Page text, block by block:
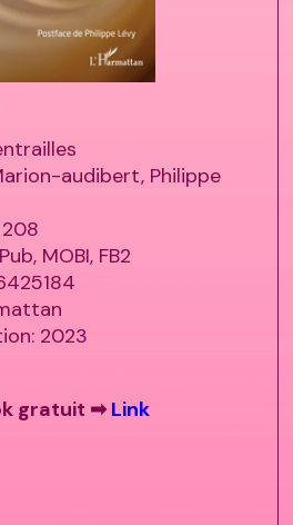
audibert, Philippe
MOBI, FB2
2023
gratuit ➡ Link